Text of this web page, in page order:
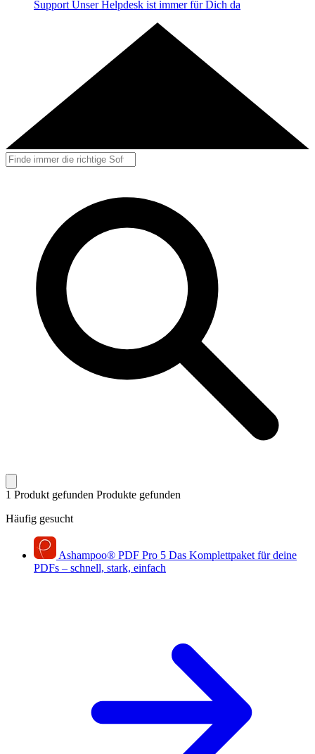
Support Unser Helpdesk ist immer für Dich da
1 Produkt gefunden Produkte gefunden
Häufig gesucht
Ashampoo® PDF Pro 5 Das Komplettpaket für deine
PDFs – schnell, stark, einfach